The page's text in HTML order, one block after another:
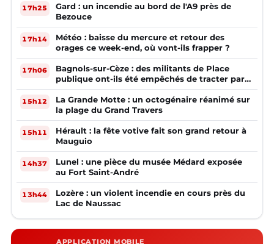
17h25
Gard : un incendie au bord de l'A9 près de
Bezouce
17h14
Météo : baisse du mercure et retour des
orages ce week-end, où vont-ils frapper ?
17h06
Bagnols-sur-Cèze : des militants de Place
publique ont-ils été empêchés de tracter par
la mairie ?
15h12
La Grande Motte : un octogénaire réanimé sur
la plage du Grand Travers
15h11
Hérault : la fête votive fait son grand retour à
Mauguio
14h37
Lunel : une pièce du musée Médard exposée
au Fort Saint-André
13h44
Lozère : un violent incendie en cours près du
Lac de Naussac
APPLICATION MOBILE